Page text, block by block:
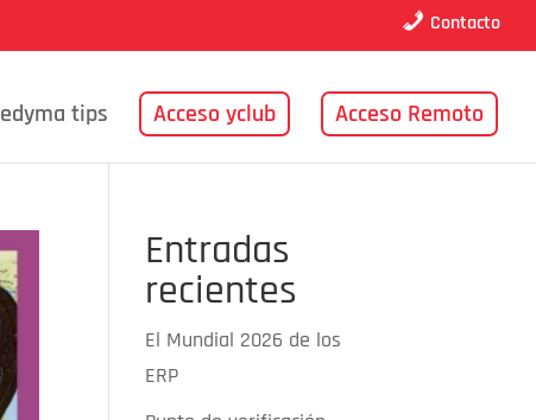
Contacto
edyma tips Acceso yclub Acceso Remoto
Entradas
recientes
El Mundial 2026 de los
ERP